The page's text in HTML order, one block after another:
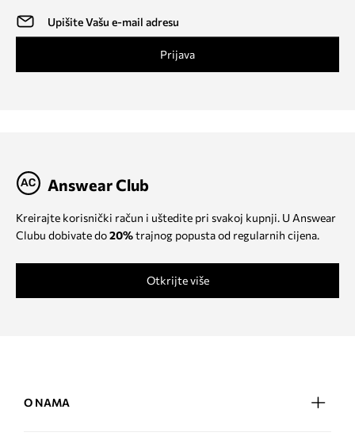
Prijava
Answear Club
Kreirajte korisnički račun i uštedite pri svakoj kupnji. U Answear
Clubu dobivate do20%trajnog popusta od regularnih cijena.
Otkrijte više
O NAMA